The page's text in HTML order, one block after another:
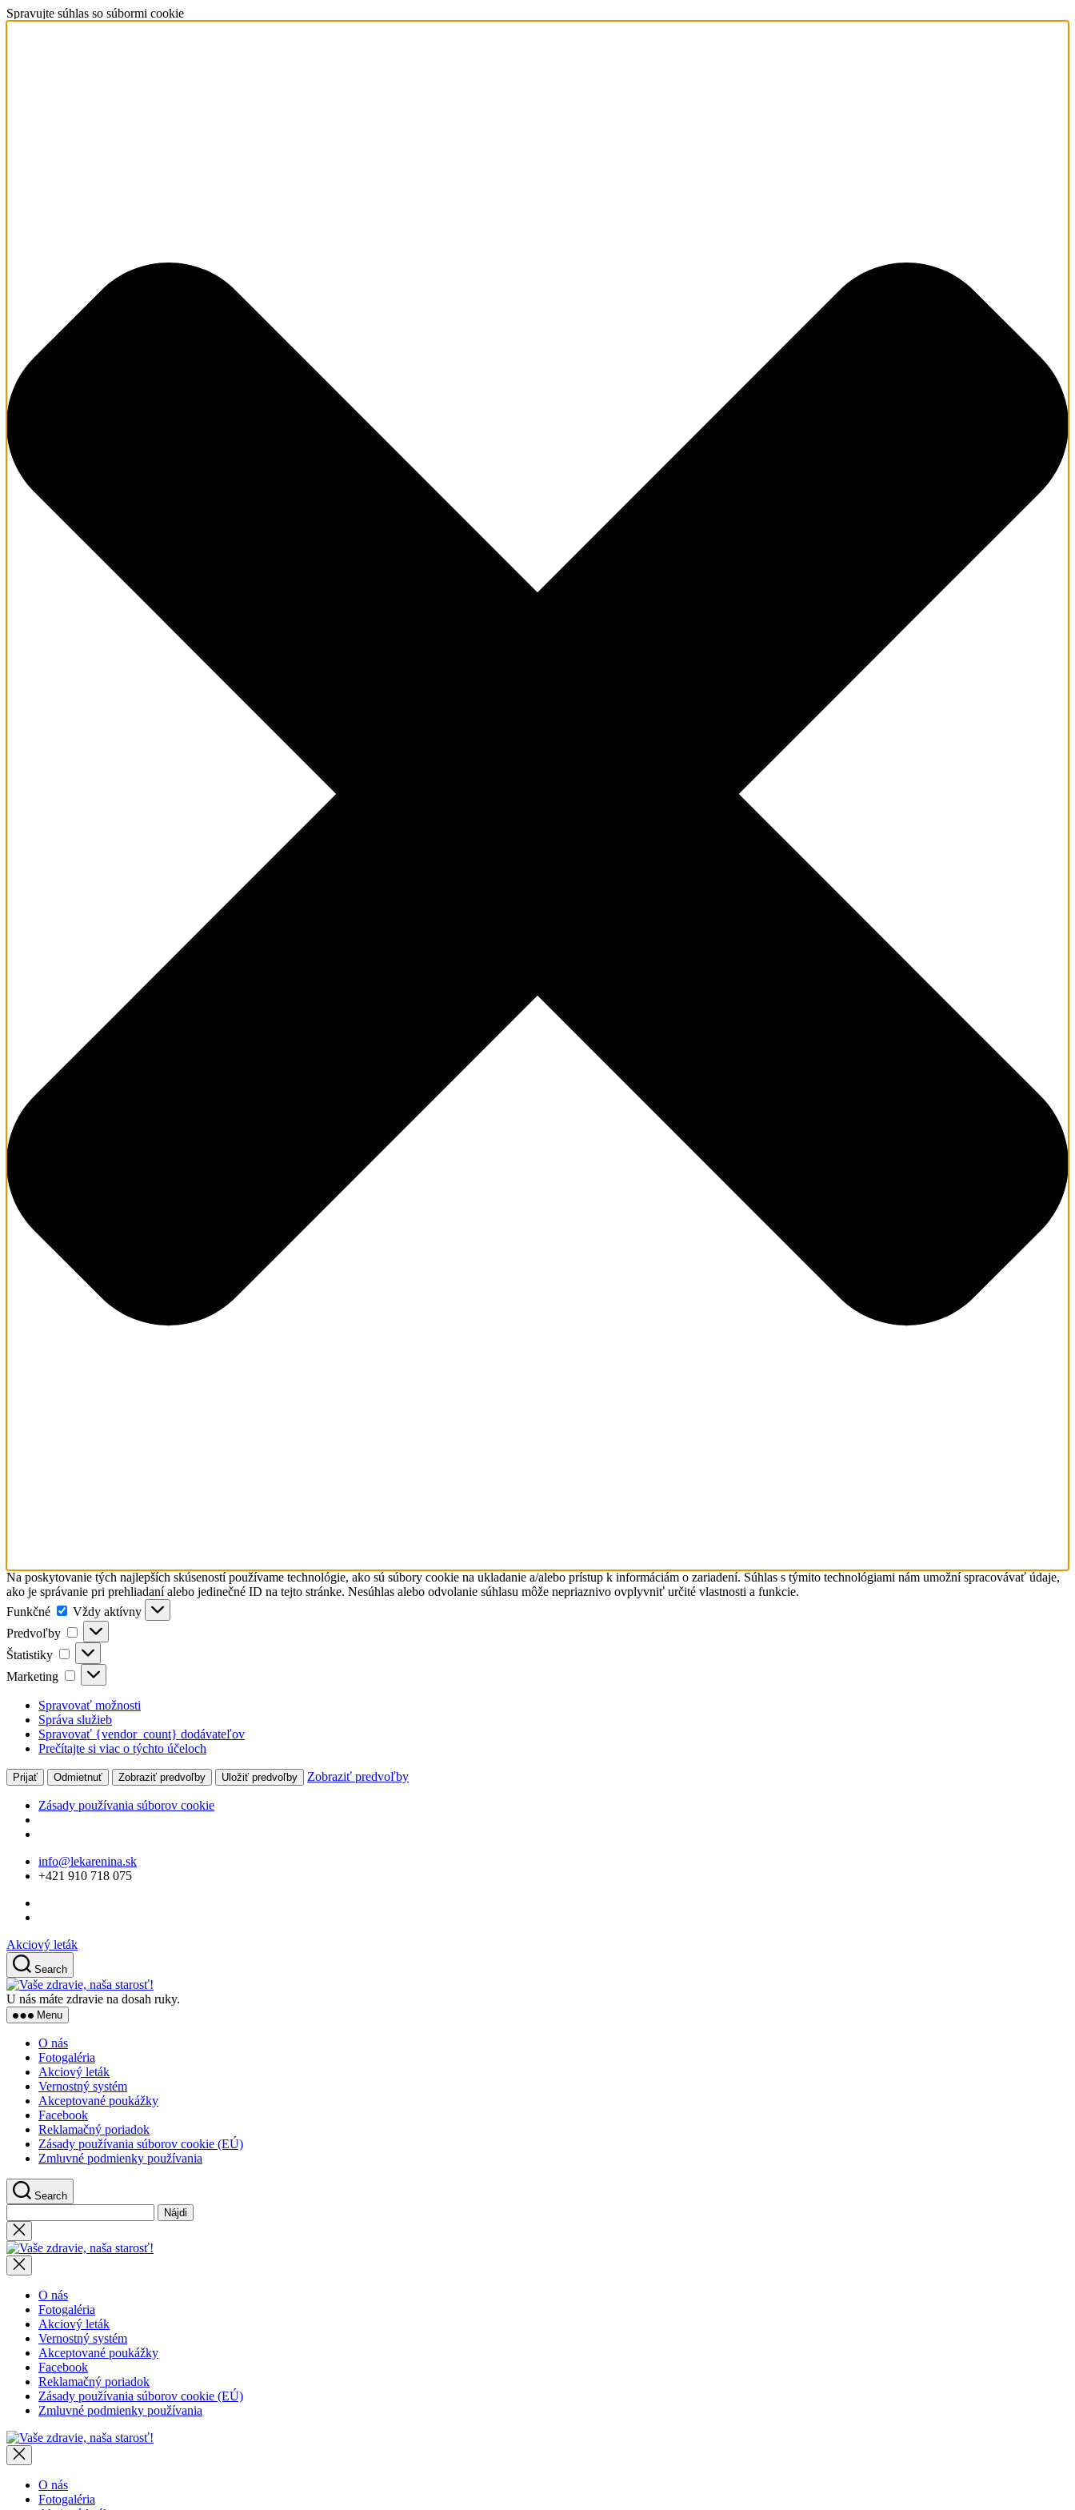
Spravujte súhlas so súbormi cookie
Na poskytovanie tých najlepších skúseností používame technológie, ako sú súbory cookie na ukladanie a/alebo prístup k informáciám o zariadení. Súhlas s týmito technológiami nám umožní spracovávať údaje,
ako je správanie pri prehliadaní alebo jedinečné ID na tejto stránke. Nesúhlas alebo odvolanie súhlasu môže nepriaznivo ovplyvniť určité vlastnosti a funkcie.
Funkčné
Funkčné
Vždy aktívny
Predvoľby
Predvoľby
Štatistiky Štatistiky
Marketing Marketing
Spravovať možnosti
Správa služieb
Spravovať {vendor_count} dodávateľov
Prečítajte si viac o týchto účeloch
Prijať Odmietnuť Zobraziť predvoľby Uložiť predvoľby Zobraziť predvoľby
Zásady používania súborov cookie
Skip
content
info@lekarenina.sk
+421 910 718 075
Akciový leták
Search
zdravie,
U nás máte zdravie na dosah ruky.
Menu
O nás
Fotogaléria
Akciový leták
Vernostný systém
Akceptované poukážky
Facebook
Reklamačný poriadok
Zásady používania súborov cookie (EÚ)
Zmluvné podmienky používania
Search
Close
search
O nás
Fotogaléria
Akciový leták
Vernostný systém
Akceptované poukážky
Facebook
Reklamačný poriadok
Zásady používania súborov cookie (EÚ)
Zmluvné podmienky používania
O nás
Fotogaléria